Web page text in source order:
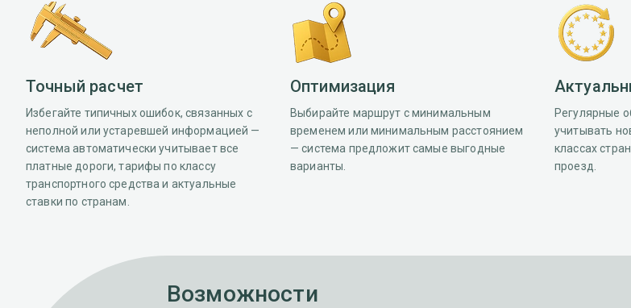
Точный расчет
Избегайте типичных ошибок, связанных с
неполной или устаревшей информацией —
система автоматически учитывает все
платные дороги, тарифы по классу
транспортного средства и актуальные
ставки по странам.
Оптимизация
Выбирайте маршрут с минимальным
временем или минимальным расстоянием
— система предложит самые выгодные
варианты.
Регулярные
учитывать
классах
проезд.
Возможности